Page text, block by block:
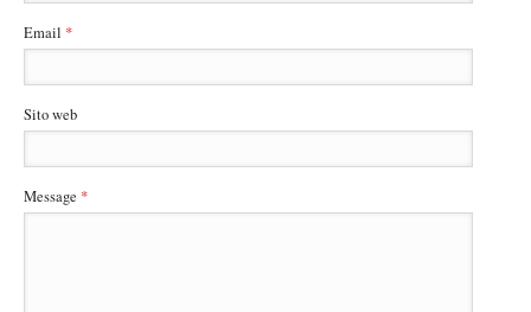
Email *
Sito web
Message *